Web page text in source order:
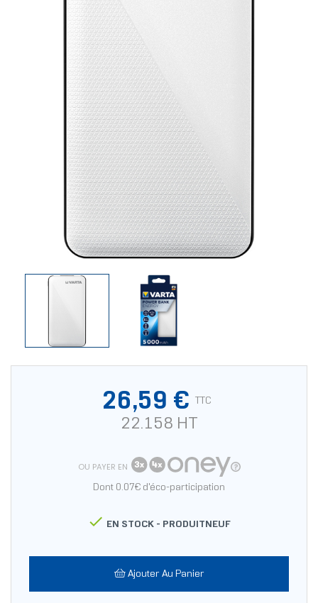
26,59 € TTC
22.158 HT
OU PAYER EN
Dont 0.07€ d'éco-participation
 EN STOCK - PRODUITNEUF
Ajouter Au Panier